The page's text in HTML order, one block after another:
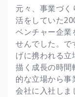
元々、事業づ
活をしていた
ベンチャー企業
せんでした。で
げに携われる
描く成長の時間
的な立場から
会社に入社しま